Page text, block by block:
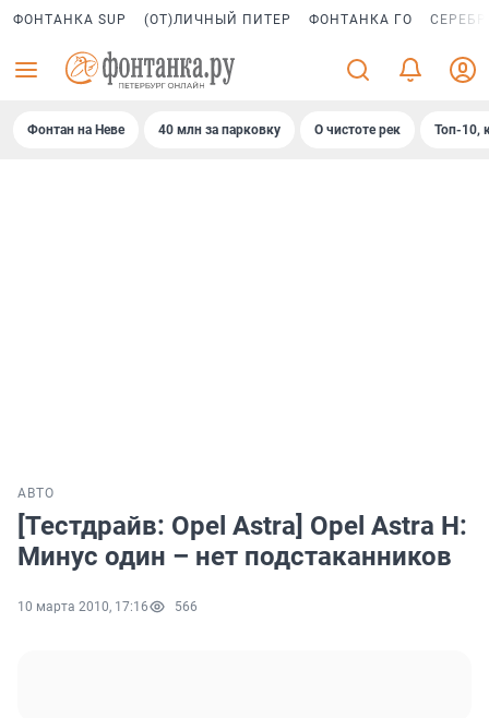
ФОНТАНКА SUP (ОТ)ЛИЧНЫЙ ПИТЕР ФОНТАНКА ГО
Фонтан на Неве 40 млн за парковку О чистоте рек Топ-10,
АВТО
[Тестдрайв: Opel Astra] Opel Astra H:
Минус один – нет подстаканников
10 марта 2010, 17:16 566